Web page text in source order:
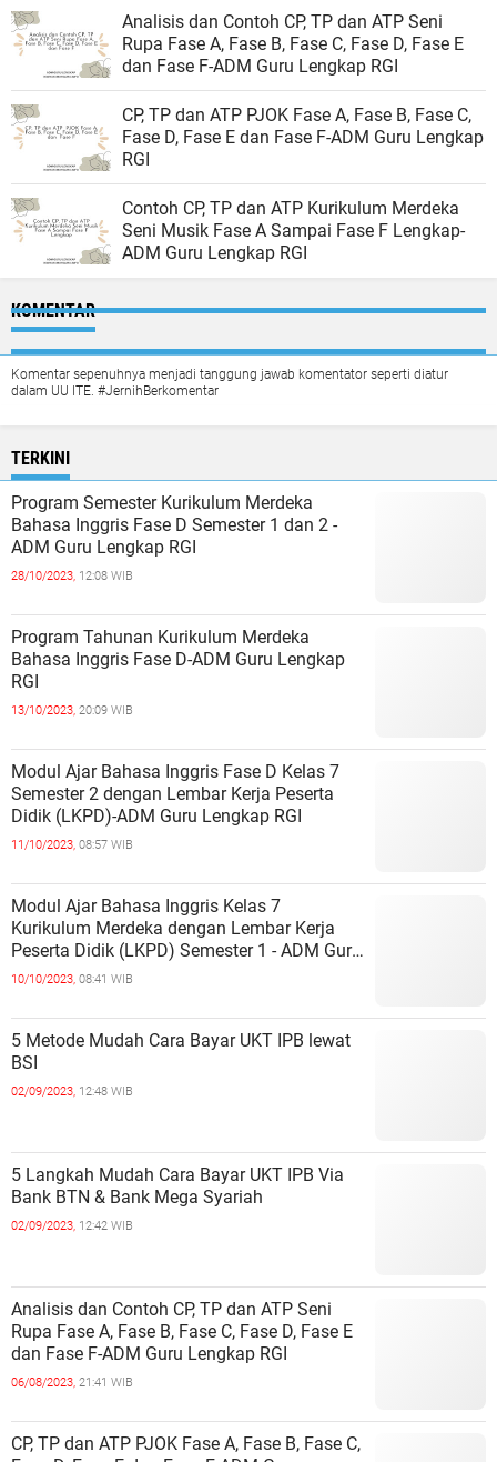
Analisis dan Contoh CP, TP dan ATP Seni
Rupa Fase A, Fase B, Fase C, Fase D, Fase E
dan Fase F-ADM Guru Lengkap RGI
CP, TP dan ATP PJOK Fase A, Fase B, Fase C,
Fase D, Fase E dan Fase F-ADM Guru Lengkap
RGI
Contoh CP, TP dan ATP Kurikulum Merdeka
Seni Musik Fase A Sampai Fase F Lengkap-
ADM Guru Lengkap RGI
KOMENTAR
Komentar sepenuhnya menjadi tanggung jawab komentator seperti diatur
dalam UU ITE. #JernihBerkomentar
TERKINI
Program Semester Kurikulum Merdeka
Bahasa Inggris Fase D Semester 1 dan 2 -
ADM Guru Lengkap RGI
28/10/2023, 12:08 WIB
Program Tahunan Kurikulum Merdeka
Bahasa Inggris Fase D-ADM Guru Lengkap
RGI
13/10/2023, 20:09 WIB
Modul Ajar Bahasa Inggris Fase D Kelas 7
Semester 2 dengan Lembar Kerja Peserta
Didik (LKPD)-ADM Guru Lengkap RGI
11/10/2023, 08:57 WIB
Modul Ajar Bahasa Inggris Kelas 7
Kurikulum Merdeka dengan Lembar Kerja
Peserta Didik (LKPD) Semester 1 - ADM Guru
Lengkap RGI
10/10/2023, 08:41 WIB
5 Metode Mudah Cara Bayar UKT IPB lewat
BSI
02/09/2023, 12:48 WIB
5 Langkah Mudah Cara Bayar UKT IPB Via
Bank BTN & Bank Mega Syariah
02/09/2023, 12:42 WIB
Analisis dan Contoh CP, TP dan ATP Seni
Rupa Fase A, Fase B, Fase C, Fase D, Fase E
dan Fase F-ADM Guru Lengkap RGI
06/08/2023, 21:41 WIB
CP, TP dan ATP PJOK Fase A, Fase B, Fase C,